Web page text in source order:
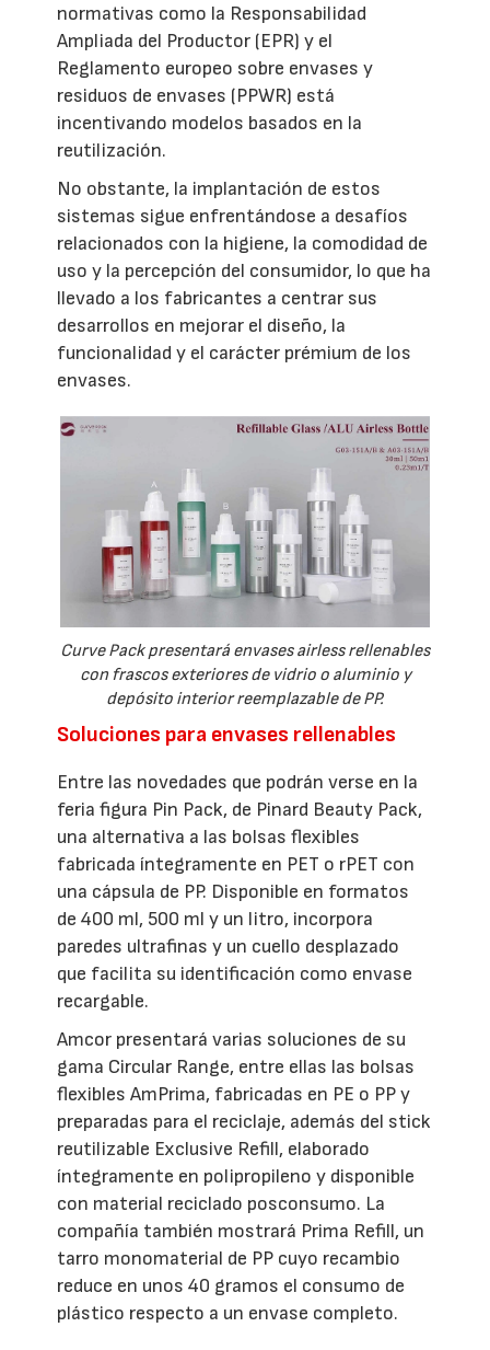
normativas como la Responsabilidad
Ampliada del Productor (EPR) y el
Reglamento europeo sobre envases y
residuos de envases (PPWR) está
incentivando modelos basados en la
reutilización.
No obstante, la implantación de estos
sistemas sigue enfrentándose a desafíos
relacionados con la higiene, la comodidad de
uso y la percepción del consumidor, lo que ha
llevado a los fabricantes a centrar sus
desarrollos en mejorar el diseño, la
funcionalidad y el carácter prémium de los
envases.
Curve Pack presentará envases airless rellenables
con frascos exteriores de vidrio o aluminio y
depósito interior reemplazable de PP.
Soluciones para envases rellenables
Entre las novedades que podrán verse en la
feria figura Pin Pack, de Pinard Beauty Pack,
una alternativa a las bolsas flexibles
fabricada íntegramente en PET o rPET con
una cápsula de PP. Disponible en formatos
de 400 ml, 500 ml y un litro, incorpora
paredes ultrafinas y un cuello desplazado
que facilita su identificación como envase
recargable.
Amcor presentará varias soluciones de su
gama Circular Range, entre ellas las bolsas
flexibles AmPrima, fabricadas en PE o PP y
preparadas para el reciclaje, además del stick
reutilizable Exclusive Refill, elaborado
íntegramente en polipropileno y disponible
con material reciclado posconsumo. La
compañía también mostrará Prima Refill, un
tarro monomaterial de PP cuyo recambio
reduce en unos 40 gramos el consumo de
plástico respecto a un envase completo.